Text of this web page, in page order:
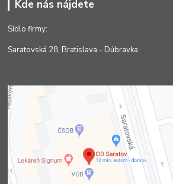
Kde nás nájdete
Sídlo firmy:
Saratovská 28, Bratislava - Dúbravka